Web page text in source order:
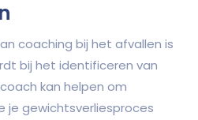
coaching bij het afvallen is
bij het identificeren van
kan helpen om
je gewichtsverliesproces